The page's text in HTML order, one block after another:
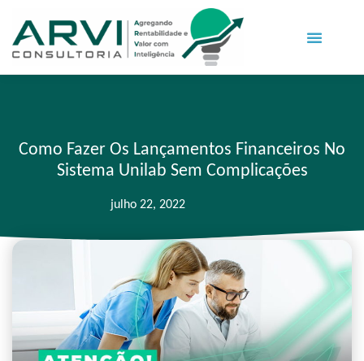
Como Fazer Os Lançamentos Financeiros No
Sistema Unilab Sem Complicações
julho 22, 2022